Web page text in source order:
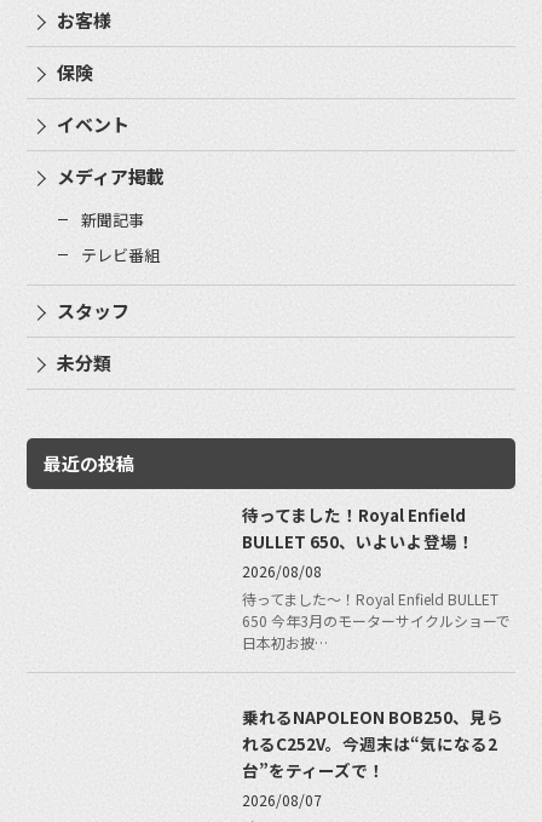
お客様
保険
イベント
メディア掲載
新聞記事
テレビ番組
スタッフ
未分類
最近の投稿
待ってました！Royal Enfield
BULLET 650、いよいよ登場！
2026/08/08
待ってました〜！Royal Enfield BULLET
650 今年3月のモーターサイクルショーで
日本初お披…
乗れるNAPOLEON BOB250、見ら
れるC252V。今週末は“気になる2
台”をティーズで！
2026/08/07